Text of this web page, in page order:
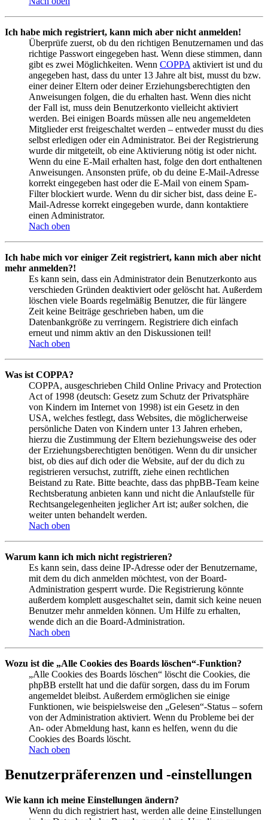
Ich habe mich registriert, kann mich aber nicht anmelden!
Überprüfe zuerst, ob du den richtigen Benutzernamen und das
richtige Passwort eingegeben hast. Wenn diese stimmen, dann
gibt es zwei Möglichkeiten. Wenn COPPA aktiviert ist und du
angegeben hast, dass du unter 13 Jahre alt bist, musst du bzw.
einer deiner Eltern oder deiner Erziehungsberechtigten den
Anweisungen folgen, die du erhalten hast. Wenn dies nicht
der Fall ist, muss dein Benutzerkonto vielleicht aktiviert
werden. Bei einigen Boards müssen alle neu angemeldeten
Mitglieder erst freigeschaltet werden – entweder musst du dies
selbst erledigen oder ein Administrator. Bei der Registrierung
wurde dir mitgeteilt, ob eine Aktivierung nötig ist oder nicht.
Wenn du eine E-Mail erhalten hast, folge den dort enthaltenen
Anweisungen. Ansonsten prüfe, ob du deine E-Mail-Adresse
korrekt eingegeben hast oder die E-Mail von einem Spam-
Filter blockiert wurde. Wenn du dir sicher bist, dass deine E-
Mail-Adresse korrekt eingegeben wurde, dann kontaktiere
einen Administrator.
Nach oben
Ich habe mich vor einiger Zeit registriert, kann mich aber nicht
mehr anmelden?!
Es kann sein, dass ein Administrator dein Benutzerkonto aus
verschieden Gründen deaktiviert oder gelöscht hat. Außerdem
löschen viele Boards regelmäßig Benutzer, die für längere
Zeit keine Beiträge geschrieben haben, um die
Datenbankgröße zu verringern. Registriere dich einfach
erneut und nimm aktiv an den Diskussionen teil!
Nach oben
Was ist COPPA?
COPPA, ausgeschrieben Child Online Privacy and Protection
Act of 1998 (deutsch: Gesetz zum Schutz der Privatsphäre
von Kindern im Internet von 1998) ist ein Gesetz in den
USA, welches festlegt, dass Websites, die möglicherweise
persönliche Daten von Kindern unter 13 Jahren erheben,
hierzu die Zustimmung der Eltern beziehungsweise des oder
der Erziehungsberechtigten benötigen. Wenn du dir unsicher
bist, ob dies auf dich oder die Website, auf der du dich zu
registrieren versuchst, zutrifft, ziehe einen rechtlichen
Beistand zu Rate. Bitte beachte, dass das phpBB-Team keine
Rechtsberatung anbieten kann und nicht die Anlaufstelle für
Rechtsangelegenheiten jeglicher Art ist; außer solchen, die
weiter unten behandelt werden.
Nach oben
Warum kann ich mich nicht registrieren?
Es kann sein, dass deine IP-Adresse oder der Benutzername,
mit dem du dich anmelden möchtest, von der Board-
Administration gesperrt wurde. Die Registrierung könnte
außerdem komplett ausgeschaltet sein, damit sich keine neuen
Benutzer mehr anmelden können. Um Hilfe zu erhalten,
wende dich an die Board-Administration.
Nach oben
Wozu ist die „Alle Cookies des Boards löschen“-Funktion?
„Alle Cookies des Boards löschen“ löscht die Cookies, die
phpBB erstellt hat und die dafür sorgen, dass du im Forum
angemeldet bleibst. Außerdem ermöglichen sie einige
Funktionen, wie beispielsweise den „Gelesen“-Status – sofern
von der Administration aktiviert. Wenn du Probleme bei der
An- oder Abmeldung hast, kann es helfen, wenn du die
Cookies des Boards löscht.
Nach oben
Benutzerpräferenzen und -einstellungen
Wie kann ich meine Einstellungen ändern?
Wenn du dich registriert hast, werden alle deine Einstellungen